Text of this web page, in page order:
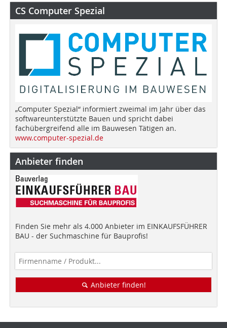
CS Computer Spezial
„Computer Spezial“ informiert zweimal im Jahr über das
softwareunterstützte Bauen und spricht dabei
fachübergreifend alle im Bauwesen Tätigen an.
www.computer-spezial.de
Anbieter finden
Finden Sie mehr als 4.000 Anbieter im EINKAUFSFÜHRER
BAU - der Suchmaschine für Bauprofis!
Anbieter finden!